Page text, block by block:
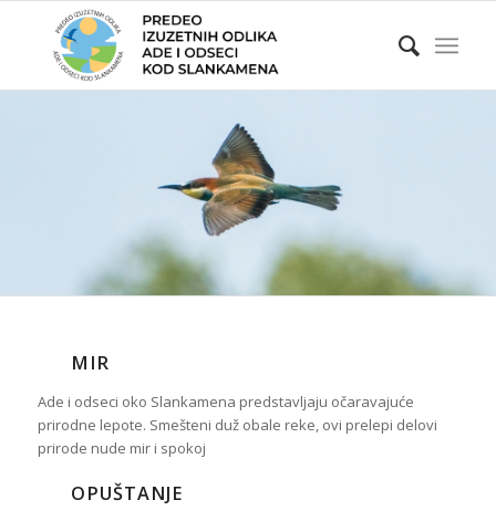
MIR
Ade i odseci oko Slankamena predstavljaju očaravajuće
prirodne lepote. Smešteni duž obale reke, ovi prelepi delovi
prirode nude mir i spokoj
OPUŠTANJE